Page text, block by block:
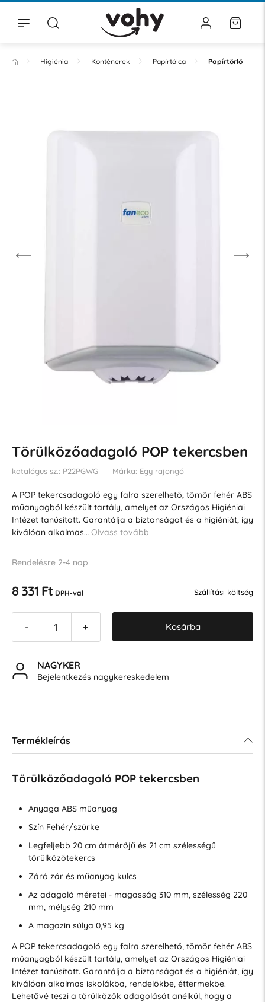
Higiénia Konténerek Papírtálca Papírtörlő
Törülközőadagoló POP tekercsben
katalógus sz.: P22PGWG Márka: Egy rajongó
A POP tekercsadagoló egy falra szerelhető, tömör fehér ABS
műanyagból készült tartály, amelyet az Országos Higiéniai
Intézet tanúsított. Garantálja a biztonságot és a higiéniát, így
kiválóan alkalmas… Olvass tovább
Rendelésre 2-4 nap
8 331 Ft DPH-val Szállítási költség
- + Kosárba
NAGYKER
Bejelentkezés nagykereskedelem
Termékleírás
Törülközőadagoló POP tekercsben
Anyaga ABS műanyag
Szín Fehér/szürke
Legfeljebb 20 cm átmérőjű és 21 cm szélességű
törülközőtekercs
Záró zár és műanyag kulcs
Az adagoló méretei - magasság 310 mm, szélesség 220
mm, mélység 210 mm
A magazin súlya 0,95 kg
A POP tekercsadagoló egy falra szerelhető, tömör fehér ABS
műanyagból készült tartály, amelyet az Országos Higiéniai
Intézet tanúsított. Garantálja a biztonságot és a higiéniát, így
kiválóan alkalmas iskolákba, rendelőkbe, éttermekbe.
Lehetővé teszi a törülközők adagolását anélkül, hogy a